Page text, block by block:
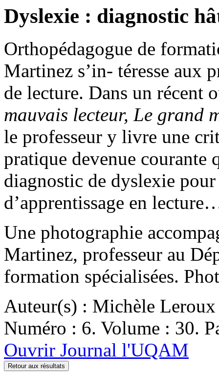
Dyslexie : diagnostic
Orthopédagogue de
Martinez s’in- téresse aux
de lecture. Dans un récent
mauvais lecteur, Le grand
le professeur y livre une
pratique devenue courante
diagnostic de dyslexie
d’apprentissage en
Une photographie
Martinez, professeur au
formation spécialisées.
Auteur(s) : Michèle Leroux
Numéro : 6. Volume : 30.
Ouvrir Journal l'UQAM
Retour aux résultats